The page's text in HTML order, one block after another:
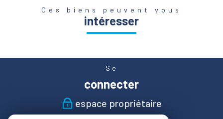
Ces biens peuvent vous
intéresser
Se
connecter
espace propriétaire